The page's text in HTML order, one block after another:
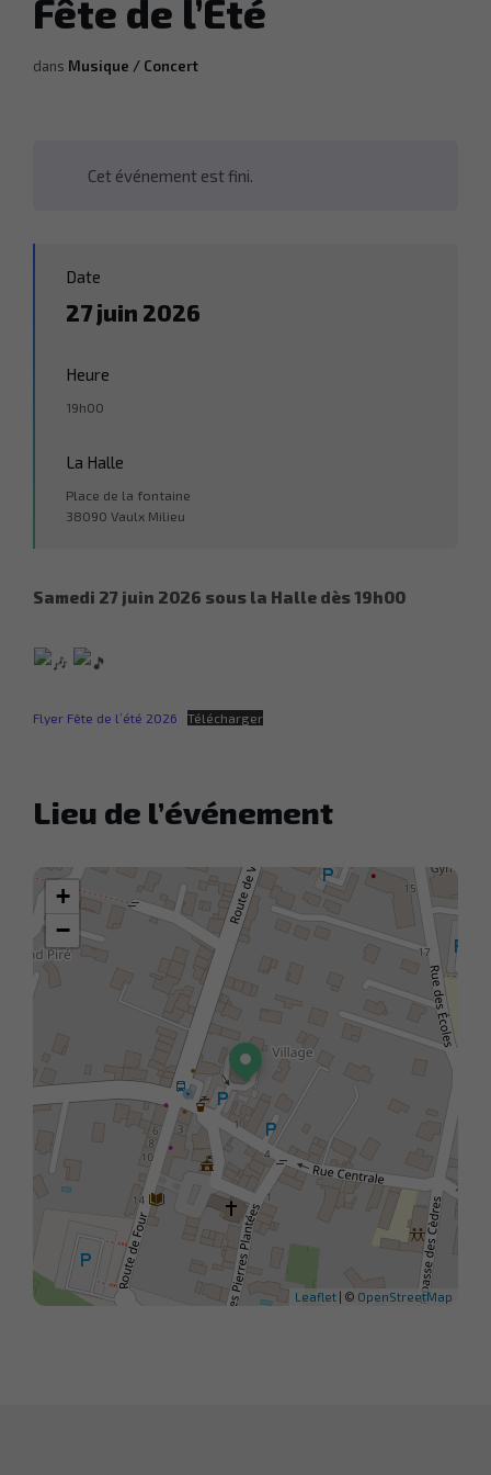
Fête de l’Eté
dans Musique / Concert
Cet événement est fini.
Date
27 juin 2026
Heure
19h00
La Halle
Place de la fontaine
38090 Vaulx Milieu
Samedi 27 juin 2026 sous la Halle dès 19h00
Flyer Fête de l’été 2026 Télécharger
Lieu de l’événement
+
−
Leaflet | © OpenStreetMap